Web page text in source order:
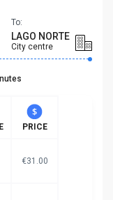
To:
LAGO NORTE
City centre
PRICE
€31.00